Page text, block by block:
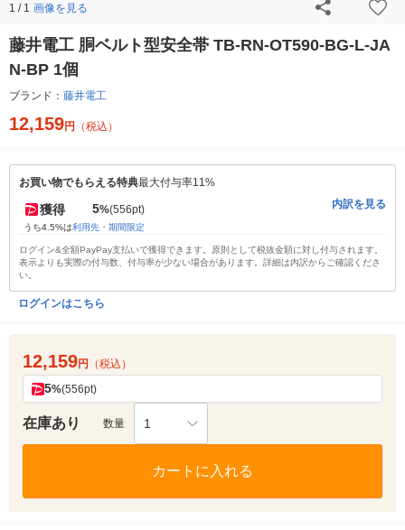
1 / 1 画像を見る
藤井電工 胴ベルト型安全帯 TB-RN-OT590-BG-L-JA
N-BP 1個
ブランド： 藤井電工
12,159円 （税込）
お買い物でもらえる特典最大付与率11%
獲得 5%(556pt)
うち4.5%は利用先・期間限定
内訳を見る
ログイン&全額PayPay支払いで獲得できます。原則として税抜金額に対し付与されます。
表示よりも実際の付与数、付与率が少ない場合があります。詳細は内訳からご確認くださ
い。
ログインはこちら
12,159円 （税込）
5%(556pt)
在庫あり 数量 1
カートに入れる